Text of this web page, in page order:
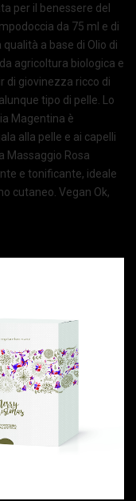
per il benessere del
da 75 ml e di
a base di Olio di
agricoltura biologica e
di giovinezza ricco di
tipo di pelle. Lo
Magentina è
alla pelle e ai capelli
Massaggio Rosa
e tonificante, ideale
cutaneo. Vegan Ok,